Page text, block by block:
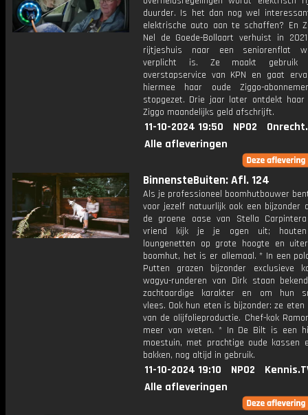
duurder. Is het dan nog wel
elektrische auto aan te schaffen? En
Nel de Goede-Bollaart verhuist in
rijtjeshuis naar een seniorenflat
verplicht is. Ze maakt gebruik
overstapservice van KPN en gaat
hiermee haar oude Ziggo-
stopgezet. Drie jaar later ontdekt
Ziggo maandelijks geld afschrijft.
11-10-2024 19:50 NPO2
Alle afleveringen
BinnensteBuiten: Afl. 124
Als je professioneel boomhutbouwer
voor jezelf natuurlijk ook een bijzonder
de groene oase van Stella
vriend kijk je je ogen uit; houten
loungenetten op grote hoogte en
boomhut, het is er allemaal. * In een
Putten grazen bijzonder exclusieve
wagyu-runderen van Dirk staan
zachtaardige karakter en om hun
vlees. Ook hun eten is bijzonder: ze
van de olijfolieproductie. Chef-kok
meer van weten. * In De Bilt is een
moestuin, met prachtige oude kassen
bakken, nog altijd in gebruik.
11-10-2024 19:10 NPO2
Alle afleveringen